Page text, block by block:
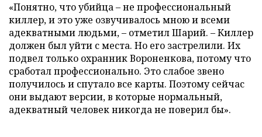
«Понятно, что убийца – не профессиональный
киллер, и это уже озвучивалось мною и всеми
адекватными людьми, – отметил Шарий. – Киллер
должен был уйти с места. Но его застрелили. Их
подвел только охранник Вороненкова, потому что
сработал профессионально. Это слабое звено
получилось и спутало все карты. Поэтому сейчас
они выдают версии, в которые нормальный,
адекватный человек никогда не поверил бы».